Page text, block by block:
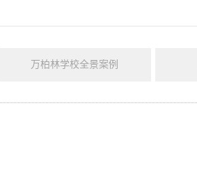
万柏林学校全景案例